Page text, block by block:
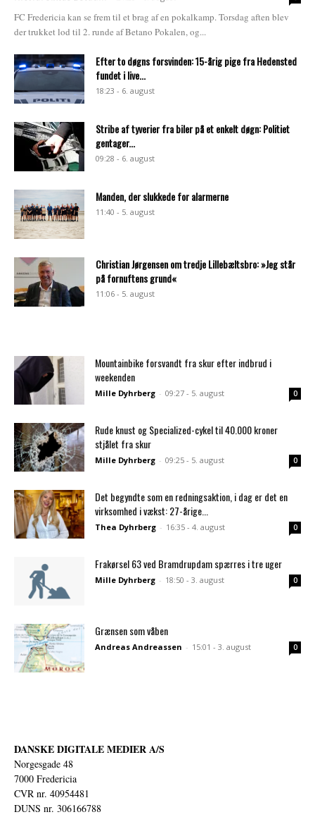
FC Fredericia kan se frem til et brag af en pokalkamp. Torsdag aften blev
der trukket lod til 2. runde af Betano Pokalen, og...
Efter to døgns forsvinden: 15-årig pige fra Hedensted
fundet i live...
18:23 - 6. august
Stribe af tyverier fra biler på et enkelt døgn: Politiet
gentager...
09:28 - 6. august
Manden, der slukkede for alarmerne
11:40 - 5. august
Christian Jørgensen om tredje Lillebæltsbro: »Jeg står
på fornuftens grund«
11:06 - 5. august
Mountainbike forsvandt fra skur efter indbrud i
weekenden
Mille Dyhrberg - 09:27 - 5. august 0
Rude knust og Specialized-cykel til 40.000 kroner
stjålet fra skur
Mille Dyhrberg - 09:25 - 5. august 0
Det begyndte som en redningsaktion, i dag er det en
virksomhed i vækst: 27-årige...
Thea Dyhrberg - 16:35 - 4. august 0
Frakørsel 63 ved Bramdrupdam spærres i tre uger
Mille Dyhrberg - 18:50 - 3. august 0
Grænsen som våben
Andreas Andreassen - 15:01 - 3. august 0
DANSKE DIGITALE MEDIER A/S
Norgesgade 48
7000 Fredericia
CVR nr. 40954481
DUNS nr. 306166788